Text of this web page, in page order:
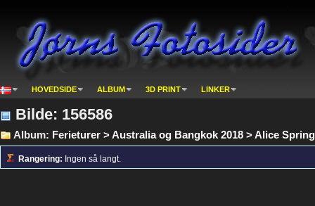
HOVEDSIDE ALBUM 3D PRINT LINKER
Bilde: 156586
Album: Ferieturer > Australia og Bangkok 2018 > Alice
Rangering: Ingen så langt.